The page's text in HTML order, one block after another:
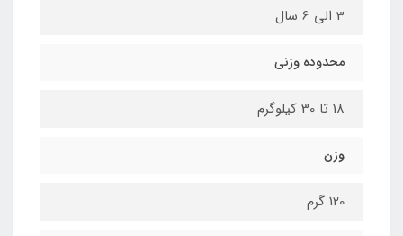
3 الی 6 سال
محدوده وزنی
18 تا 30 کیلوگرم
وزن
120 گرم